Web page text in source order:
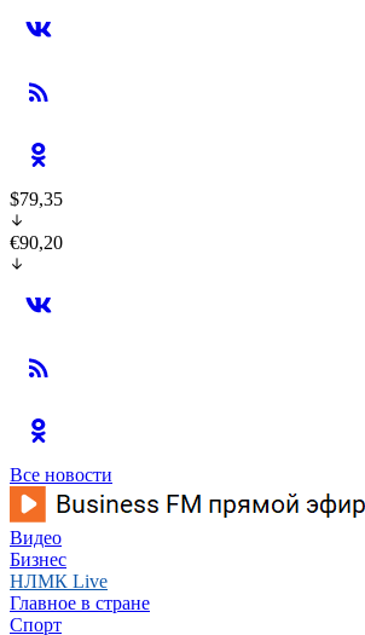
$79,35
€90,20
Все новости
Видео
Бизнес
НЛМК Live
Главное в стране
Спорт